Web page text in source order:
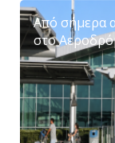
Από σήμερα
στο